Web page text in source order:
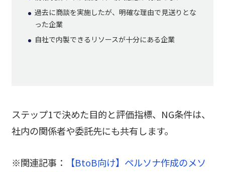
過去に商談を実施したが、明確な理由で見送りとな
った企業
自社で内製できるリソースが十分にある企業
ステップ1で決めた目的と評価指標、NG条件は、
社内の関係者や委託先にも共有します。
※関連記事：
【BtoB向け】ペルソナ作成のメソ